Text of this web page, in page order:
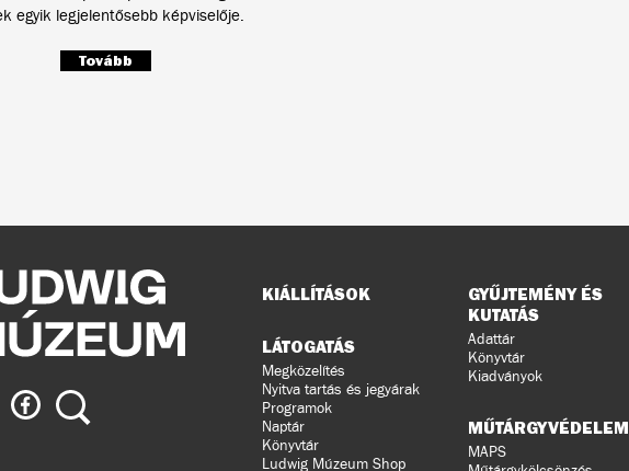
egyik legjelentősebb képviselője.
Tovább
Ludwig
Múzeum
Keresés
Oldaltérkép
KIÁLLÍTÁSOK
LÁTOGATÁS
Megközelítés
Nyitva tartás és jegyárak
Programok
Naptár
Könyvtár
Ludwig Múzeum Shop
GYŰJTEMÉNY ÉS
KUTATÁS
Adattár
Könyvtár
Kiadványok
MŰTÁRGYVÉDELEM
MAPS